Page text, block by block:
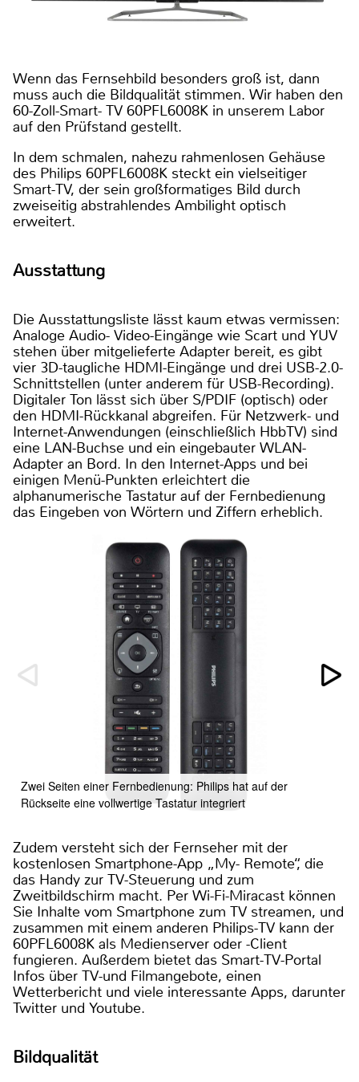
Wenn das Fernsehbild besonders groß ist, dann
muss auch die Bildqualität stimmen. Wir haben den
60-Zoll-Smart- TV 60PFL6008K in unserem Labor
auf den Prüfstand gestellt.
In dem schmalen, nahezu rahmenlosen Gehäuse
des Philips 60PFL6008K steckt ein vielseitiger
Smart-TV, der sein großformatiges Bild durch
zweiseitig abstrahlendes Ambilight optisch
erweitert.
Ausstattung
Die Ausstattungsliste lässt kaum etwas vermissen:
Analoge Audio- Video-Eingänge wie Scart und YUV
stehen über mitgelieferte Adapter bereit, es gibt
vier 3D-taugliche HDMI-Eingänge und drei USB-2.0-
Schnittstellen (unter anderem für USB-Recording).
Digitaler Ton lässt sich über S/PDIF (optisch) oder
den HDMI-Rückkanal abgreifen. Für Netzwerk- und
Internet-Anwendungen (einschließlich HbbTV) sind
eine LAN-Buchse und ein eingebauter WLAN-
Adapter an Bord. In den Internet-Apps und bei
einigen Menü-Punkten erleichtert die
alphanumerische Tastatur auf der Fernbedienung
das Eingeben von Wörtern und Ziffern erheblich.
Zwei Seiten einer Fernbedienung: Philips hat auf der
Rückseite eine vollwertige Tastatur integriert
Zudem versteht sich der Fernseher mit der
kostenlosen Smartphone-App „My- Remote“, die
das Handy zur TV-Steuerung und zum
Zweitbildschirm macht. Per Wi-Fi-Miracast können
Sie Inhalte vom Smartphone zum TV streamen, und
zusammen mit einem anderen Philips-TV kann der
60PFL6008K als Medienserver oder -Client
fungieren. Außerdem bietet das Smart-TV-Portal
Infos über TV-und Filmangebote, einen
Wetterbericht und viele interessante Apps, darunter
Twitter und Youtube.
Bildqualität